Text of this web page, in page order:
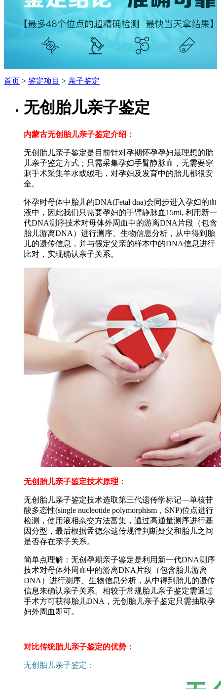
首页 > 鉴定项目 > 亲子鉴定
无创胎儿亲子鉴定
内蒙古无创胎儿亲子鉴定介绍：
无创胎儿亲子鉴定是目前针对孕期怀孕孕妇最理想的胎
儿亲子鉴定方式；只需采集孕妇手臂静脉血，无需要穿
刺手术采集羊水或绒毛，对孕妇及发育中的胎儿都很安
全。
怀孕时母体中胎儿的DNA(Fetal dna)会同步进入孕妇的血
液中，因此我们只需要孕妇的手臂静脉血15ml, 利用新一
代DNA测序技术对母体外周血中的游离DNA片段（包含
胎儿游离DNA）进行测序、生物信息分析，从中得到胎
儿的遗传信息，并与假定父亲的样本中的DNA信息进行
比对，实现确认亲子关系。
无创胎儿亲子鉴定技术原理：
无创胎儿亲子鉴定技术选取第三代遗传学标记—单核苷
酸多态性(single nucleotide polymorphism，SNP)位点进行
检测，使用液相杂交方法富集，通过高通量测序进行基
因分型，最后根据孟德尔遗传规律判断疑父和胎儿之间
是否存在亲子关系。
简单点理解：无创孕期亲子鉴定是利用新一代DNA测序
技术对母体外周血中的游离DNA片段（包含胎儿游离
DNA）进行测序、生物信息分析，从中得到胎儿的遗传
信息来确认亲子关系。相较于常规胎儿亲子鉴定需通过
手术方可获得胎儿DNA，无创胎儿亲子鉴定只需抽取孕
妇外周血即可。
对比传统胎儿亲子鉴定的优势：
无创胎儿亲子鉴定：